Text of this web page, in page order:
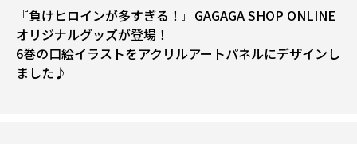
『負けヒロインが多すぎる！』GAGAGA SHOP ONLINE
オリジナルグッズが登場！
6巻の口絵イラストをアクリルアートパネルにデザインし
ました♪